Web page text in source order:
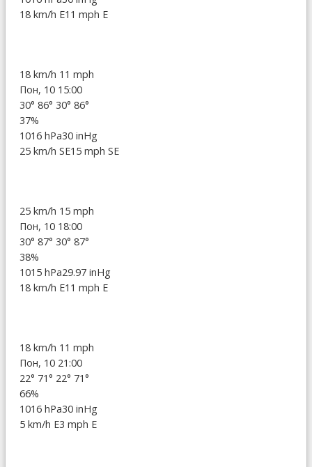
18 km/h E11 mph E
18 km/h 11 mph
Пон, 10 15:00
30° 86° 30° 86°
37%
1016 hPa30 inHg
25 km/h SE15 mph SE
25 km/h 15 mph
Пон, 10 18:00
30° 87° 30° 87°
38%
1015 hPa29.97 inHg
18 km/h E11 mph E
18 km/h 11 mph
Пон, 10 21:00
22° 71° 22° 71°
66%
1016 hPa30 inHg
5 km/h E3 mph E